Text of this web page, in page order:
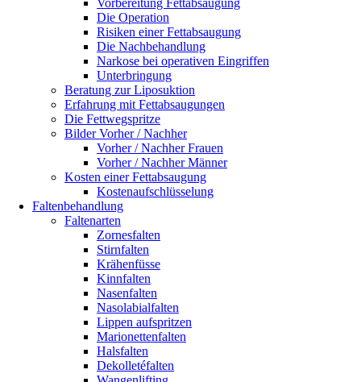
Vorbereitung Fettabsaugung
Die Operation
Risiken einer Fettabsaugung
Die Nachbehandlung
Narkose bei operativen Eingriffen
Unterbringung
Beratung zur Liposuktion
Erfahrung mit Fettabsaugungen
Die Fettwegspritze
Bilder Vorher / Nachher
Vorher / Nachher Frauen
Vorher / Nachher Männer
Kosten einer Fettabsaugung
Kostenaufschlüsselung
Faltenbehandlung
Faltenarten
Zornesfalten
Stirnfalten
Krähenfüsse
Kinnfalten
Nasenfalten
Nasolabialfalten
Lippen aufspritzen
Marionettenfalten
Halsfalten
Dekolletéfalten